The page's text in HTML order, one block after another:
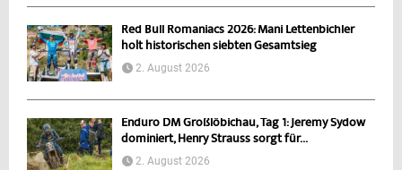
Red Bull Romaniacs 2026: Mani Lettenbichler
holt historischen siebten Gesamtsieg
2. August 2026
Enduro DM Großlöbichau, Tag 1: Jeremy Sydow
dominiert, Henry Strauss sorgt für...
2. August 2026